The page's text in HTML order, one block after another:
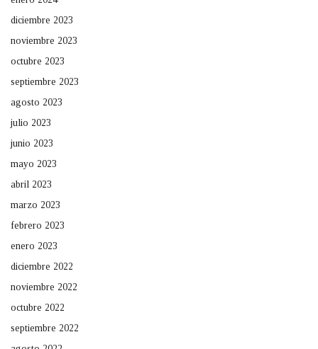
diciembre 2023
noviembre 2023
octubre 2023
septiembre 2023
agosto 2023
julio 2023
junio 2023
mayo 2023
abril 2023
marzo 2023
febrero 2023
enero 2023
diciembre 2022
noviembre 2022
octubre 2022
septiembre 2022